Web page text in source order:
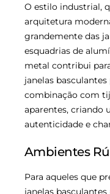
O estilo industrial,
arquitetura
grandemente das
esquadrias de
metal contribui
janelas
combinação com
aparentes, criando
autenticidade e
Ambientes
Para aqueles que
janelas